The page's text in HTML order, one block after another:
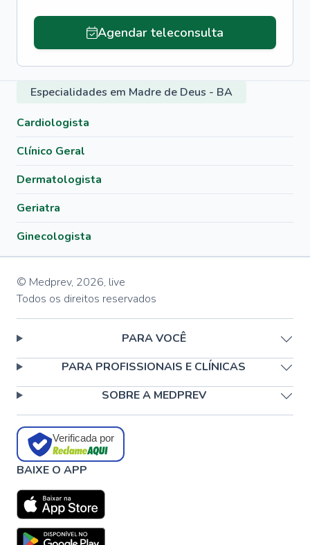
Agendar teleconsulta
Especialidades em Madre de Deus - BA
Cardiologista
Clínico Geral
Dermatologista
Geriatra
Ginecologista
© Medprev, 2026, live
Todos os direitos reservados
PARA VOCÊ
PARA PROFISSIONAIS E CLÍNICAS
SOBRE A MEDPREV
Verificada por
BAIXE O APP